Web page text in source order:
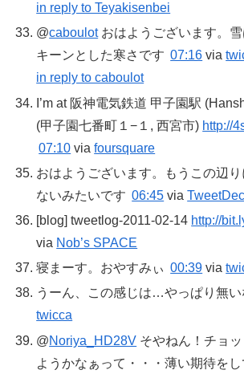
in reply to Teyakisenbei
@caboulotおはようございます。雪
キーンとした寒さです 07:16 via
in reply to caboulot
I’m at 阪神電気鉄道 甲子園駅
(甲子園七番町１−１, 西宮市) http://
07:10 viafoursquare
おはようございます。もうこの辺
ないみたいです 06:45 via
[blog] tweetlog-2011-02-14 http://
via Nob’s SPACE
寝まーす。おやすみぃ 00:39 via
うーん、この感じは…やっぱり無
twicca
@Noriya_HD28V そやねん！チョ
ようかなぁって・・・薄い期待をし